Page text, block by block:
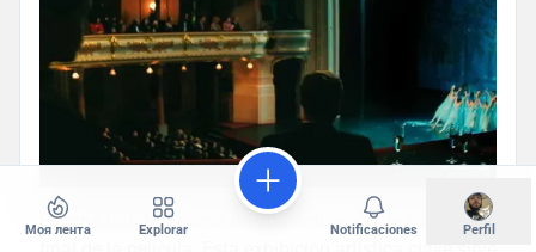
Escena dondeEscena de una actuación de ballet al
Моя лента Explorar Notificaciones Perfil